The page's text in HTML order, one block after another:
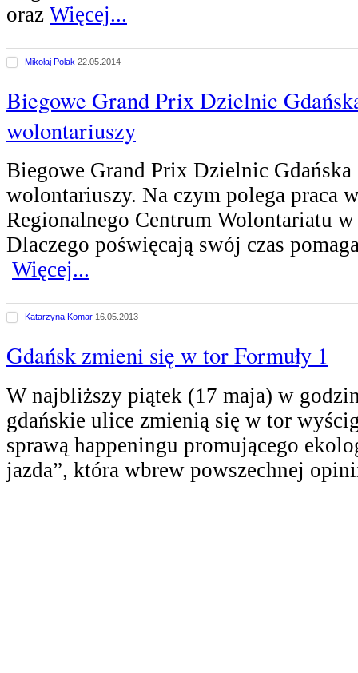
oraz Więcej...
Mikołaj Polak 22.05.2014
Biegowe Grand Prix Dzielnic
wolontariuszy
Biegowe Grand Prix Dzielnic Gdańska
wolontariuszy. Na czym polega praca
Regionalnego Centrum Wolontariatu w
Dlaczego poświęcają swój czas
Więcej...
Katarzyna Komar 16.05.2013
Gdańsk zmieni się w tor Formuły 1
W najbliższy piątek (17 maja) w
gdańskie ulice zmienią się w tor
sprawą happeningu promującego
jazda”, która wbrew powszechnej